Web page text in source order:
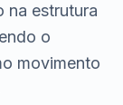
na estrutura
o
movimento